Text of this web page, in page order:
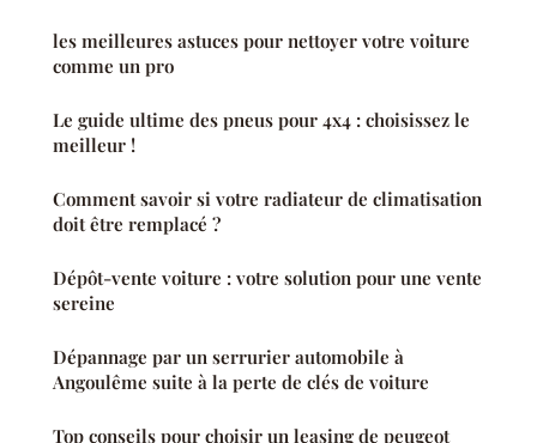
les meilleures astuces pour nettoyer votre voiture
comme un pro
Le guide ultime des pneus pour 4x4 : choisissez le
meilleur !
Comment savoir si votre radiateur de climatisation
doit être remplacé ?
Dépôt-vente voiture : votre solution pour une vente
sereine
Dépannage par un serrurier automobile à
Angoulême suite à la perte de clés de voiture
Top conseils pour choisir un leasing de peugeot